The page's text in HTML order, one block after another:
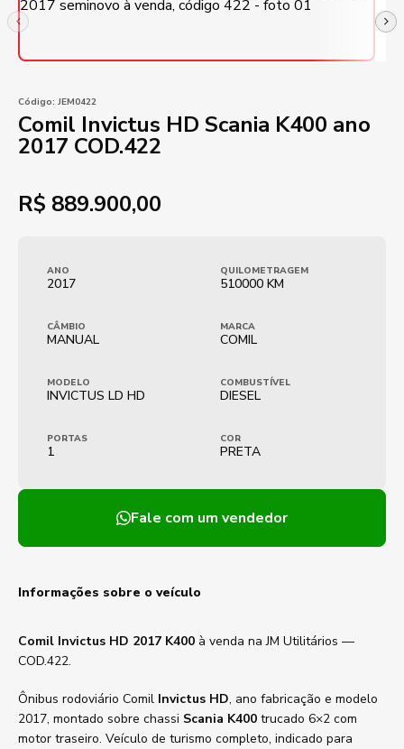
Código: JEM0422
Comil Invictus HD Scania K400 ano
2017 COD.422
R$ 889.900,00
ANO
2017
QUILOMETRAGEM
510000 KM
CÂMBIO
MANUAL
MARCA
COMIL
MODELO
INVICTUS LD HD
COMBUSTÍVEL
DIESEL
PORTAS
1
COR
PRETA
Fale com um vendedor
Informações sobre o veículo
Comil Invictus HD 2017 K400 à venda na JM Utilitários —
COD.422.
Ônibus rodoviário Comil Invictus HD, ano fabricação e modelo
2017, montado sobre chassi Scania K400 trucado 6×2 com
motor traseiro. Veículo de turismo completo, indicado para